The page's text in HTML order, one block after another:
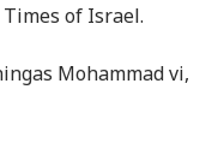
of Israel.
Mohammad vi,